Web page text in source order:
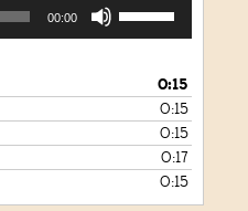
00:00
het
volume
te
verhogen
0:15
0:15
0:15
0:17
0:15